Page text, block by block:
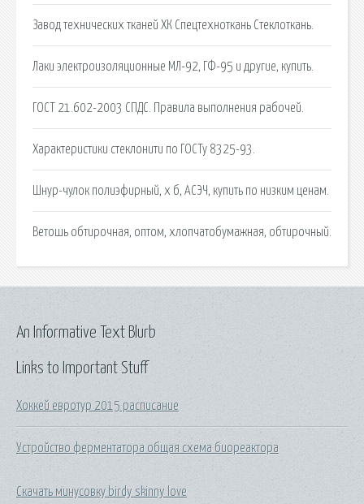
Завод технических тканей ХК Спецтехноткань Стеклоткань.
Лаки электроизоляционные МЛ-92, ГФ-95 и другие, купить.
ГОСТ 21.602-2003 СПДС. Правила выполнения рабочей.
Характеристики стеклонити по ГОСТу 8325-93.
Шнур-чулок полиэфирный, х б, АСЭЧ, купить по низким ценам.
Ветошь обтирочная, оптом, хлопчатобумажная, обтирочный.
Links to Important Stuff
Хоккей евротур 2015 расписание
Устройство ферментатора общая схема биореактора
Скачать минусовку birdy skinny love
An Informative Text Blurb